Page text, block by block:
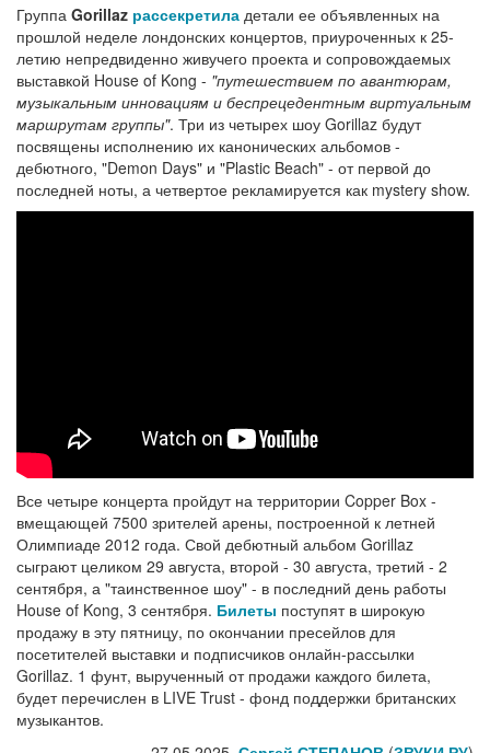
Группа Gorillaz рассекретила детали ее объявленных на
прошлой неделе лондонских концертов, приуроченных к 25-
летию непредвиденно живучего проекта и сопровождаемых
выставкой House of Kong - "путешествием по авантюрам,
музыкальным инновациям и беспрецедентным виртуальным
маршрутам группы". Три из четырех шоу Gorillaz будут
посвящены исполнению их канонических альбомов -
дебютного, "Demon Days" и "Plastic Beach" - от первой до
последней ноты, а четвертое рекламируется как mystery show.
Все четыре концерта пройдут на территории Copper Box -
вмещающей 7500 зрителей арены, построенной к летней
Олимпиаде 2012 года. Свой дебютный альбом Gorillaz
сыграют целиком 29 августа, второй - 30 августа, третий - 2
сентября, а "таинственное шоу" - в последний день работы
House of Kong, 3 сентября. Билеты поступят в широкую
продажу в эту пятницу, по окончании пресейлов для
посетителей выставки и подписчиков онлайн-рассылки
Gorillaz. 1 фунт, вырученный от продажи каждого билета,
будет перечислен в LIVE Trust - фонд поддержки британских
музыкантов.